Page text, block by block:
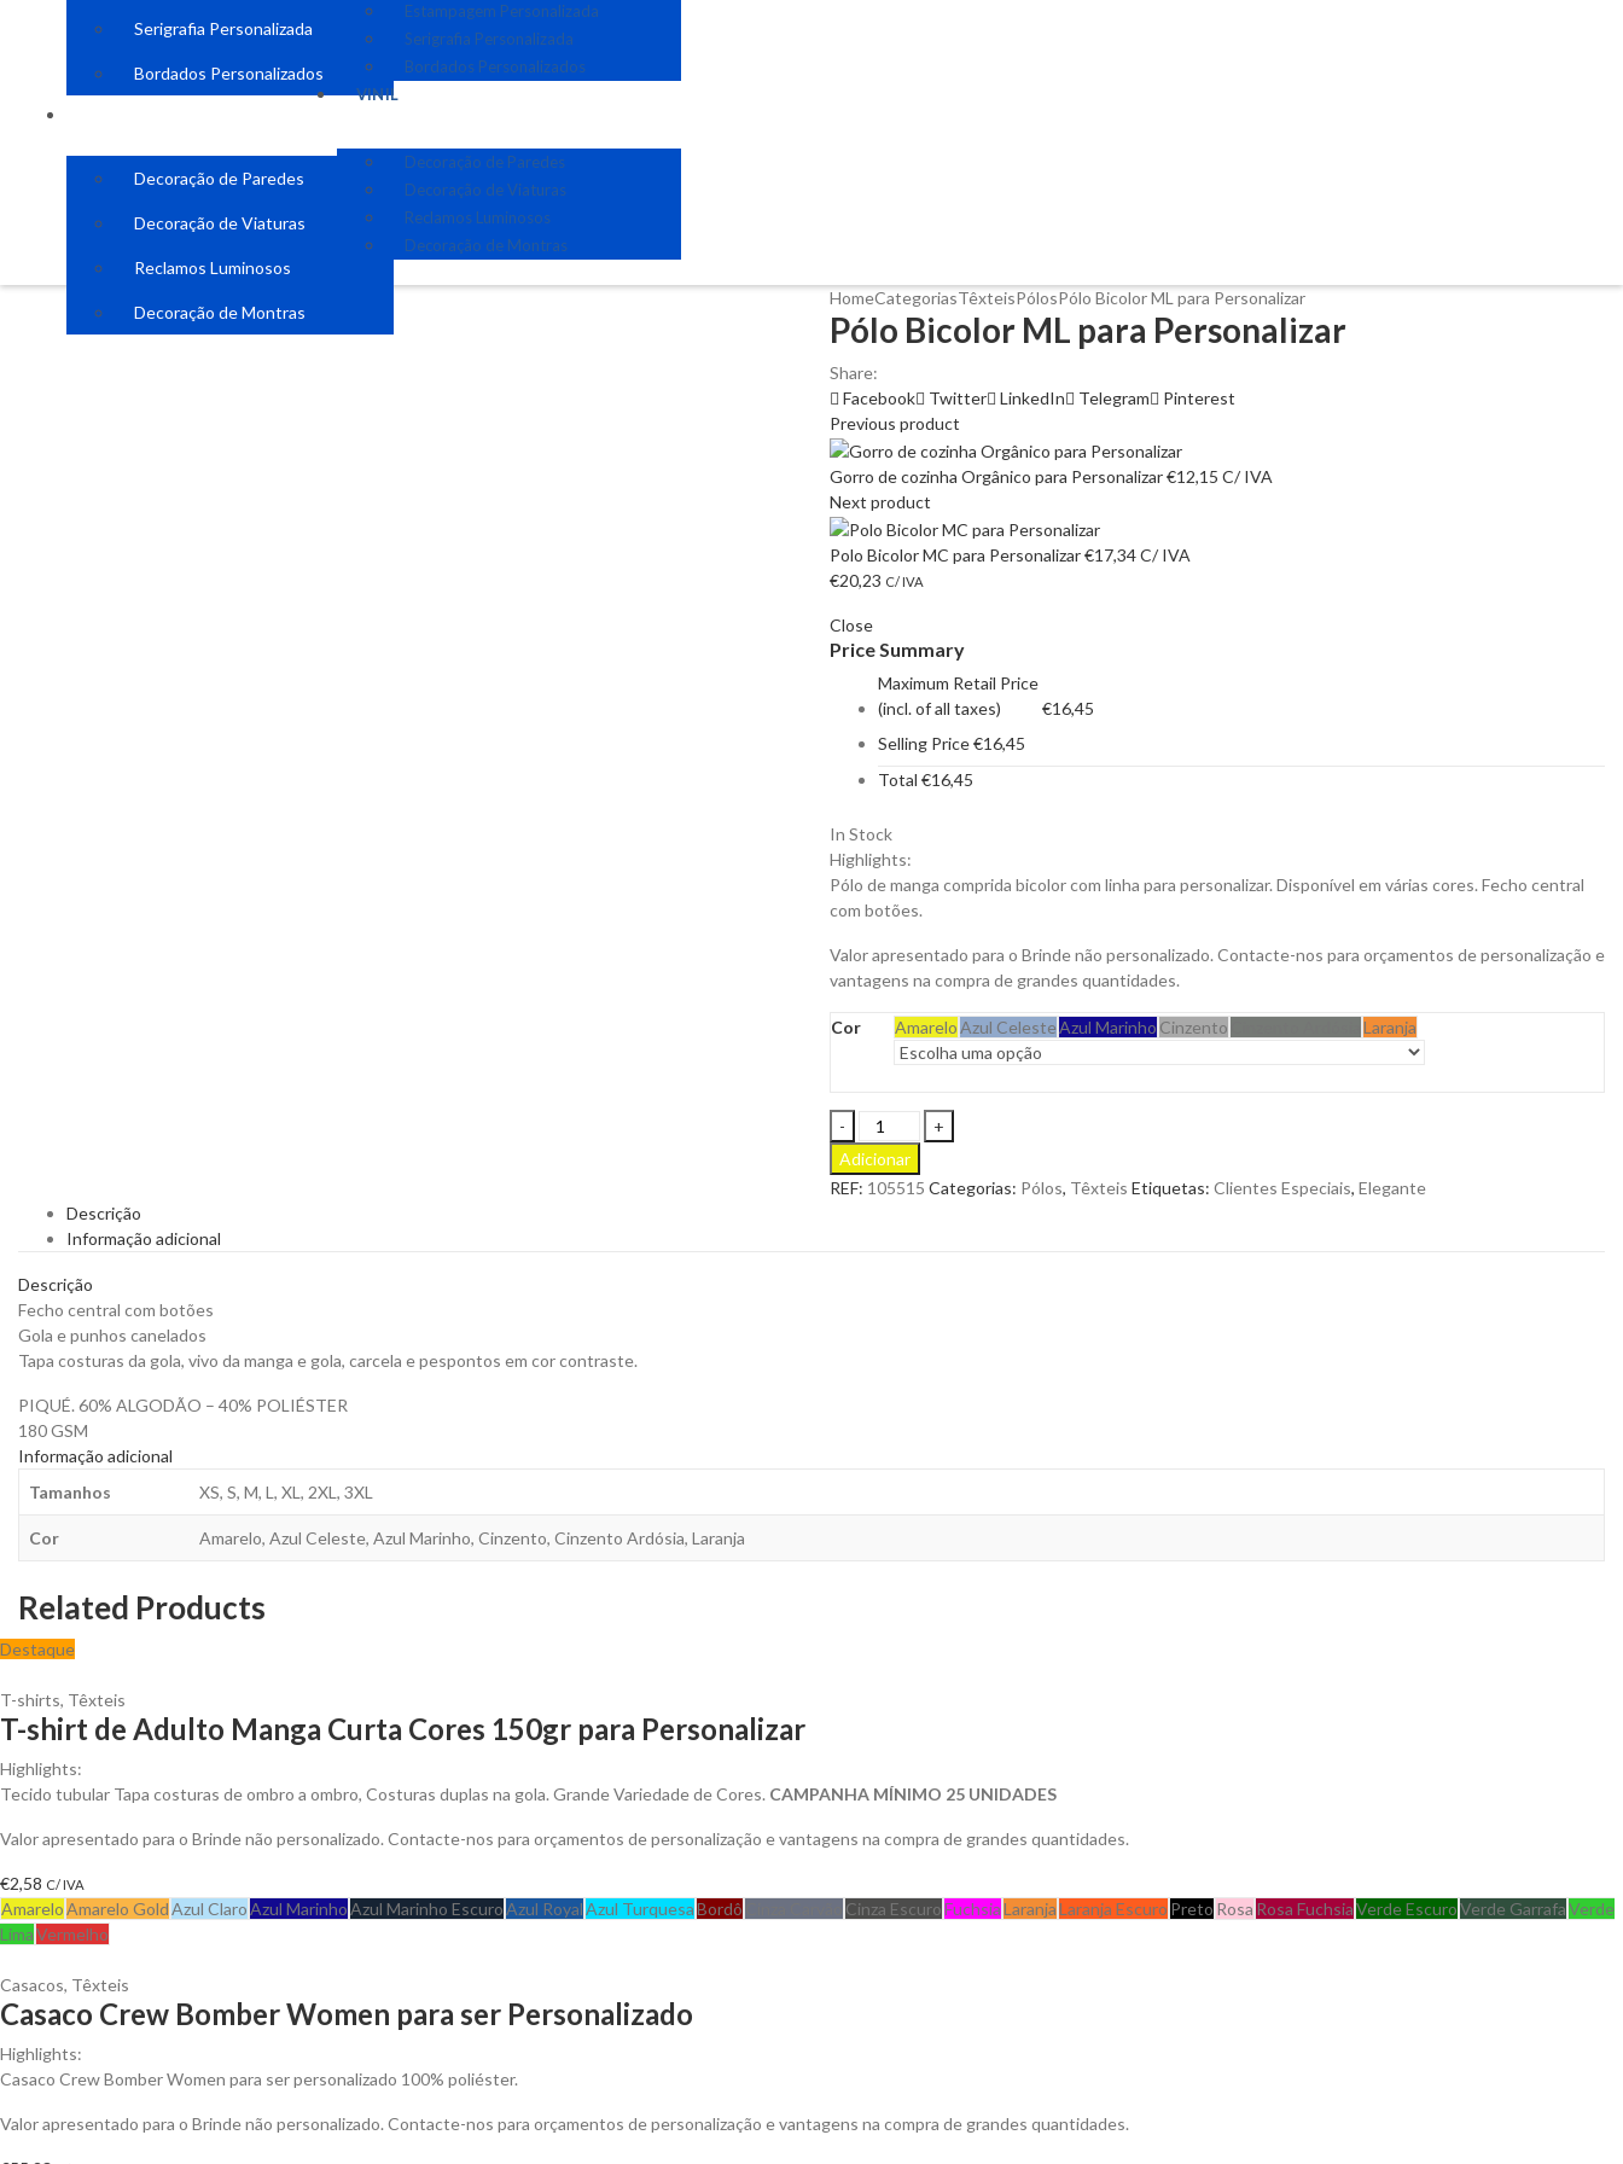
Serigrafia Personalizada
Bordados Personalizados
Decoração de Paredes
Decoração de Viaturas
Reclamos Luminosos
Decoração de Montras
Estampagem Personalizada
Serigrafia Personalizada
Bordados Personalizados
VINIL
Decoração de Paredes
Decoração de Viaturas
Reclamos Luminosos
Decoração de Montras
HomeCategoriasTêxteisPólosPólo Bicolor ML para Personalizar
Pólo Bicolor ML para Personalizar
Share:
Facebook
Twitter LinkedIn Telegram
Pinterest
Previous product
Gorro de cozinha Orgânico para Personalizar€12,15 C/ IVA
Next product
Polo Bicolor MC para Personalizar€17,34C/ IVA
€20,23 C/ IVA
Close
Price Summary
Maximum Retail Price
(incl. of all taxes)
€16,45
Selling Price€16,45
Total €16,45
In Stock
Highlights:
Pólo de manga comprida bicolor com linha para personalizar. Disponível em várias cores. Fecho central
com botões.
Valor apresentado para o Brinde não personalizado. Contacte-nos para orçamentos de personalização e
vantagens na compra de grandes quantidades.
Cor AmareloAzul CelesteAzul Marinho Cinzento Laranja
Pólo
Bicolor
ML
para
Adicionar
REF: 105515 Categorias: Pólos, Têxteis Etiquetas: Clientes Especiais, Elegante
Descrição
Informação adicional
Descrição
Fecho central com botões
Gola e punhos canelados
Tapa costuras da gola, vivo da manga e gola, carcela e pespontos em cor contraste.
PIQUÉ. 60% ALGODÃO – 40% POLIÉSTER
180 GSM
Informação adicional
Tamanhos
XS, S, M, L, XL, 2XL, 3XL
Cor Amarelo, Azul Celeste, Azul Marinho, Cinzento, Cinzento Ardósia, Laranja
Related Products
Destaque
T-shirts, Têxteis
T-shirt de Adulto Manga Curta Cores 150gr para Personalizar
Highlights:
Tecido tubular Tapa costuras de ombro a ombro, Costuras duplas na gola. Grande Variedade de Cores. CAMPANHA MÍNIMO 25 UNIDADES
Valor apresentado para o Brinde não personalizado. Contacte-nos para orçamentos de personalização e vantagens na compra de grandes quantidades.
€2,58 C/ IVA
AmareloAmarelo GoldAzul ClaroAzul MarinhoAzul Marinho EscuroAzul RoyalAzul TurquesaBordô Cinza EscuroFuchsiaLaranjaLaranja Escuro Preto Rosa Rosa FuchsiaVerde EscuroVerde GarrafaVerde
LimaVermelho
Casacos, Têxteis
Casaco Crew Bomber Women para ser Personalizado
Highlights:
Casaco Crew Bomber Women para ser personalizado 100% poliéster.
Valor apresentado para o Brinde não personalizado. Contacte-nos para orçamentos de personalização e vantagens na compra de grandes quantidades.